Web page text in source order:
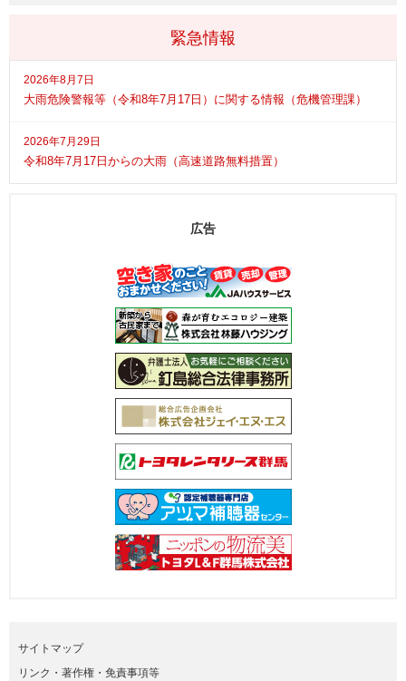
緊急情報
2026年8月7日
大雨危険警報等（令和8年7月17日）に関する情報（危機管理課）
2026年7月29日
令和8年7月17日からの大雨（高速道路無料措置）
広告
サイトマップ
リンク・著作権・免責事項等